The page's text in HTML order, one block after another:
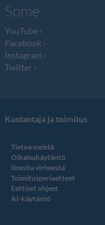
Some
YouTube
Facebook
Instagram
Twitter
Kustantaja ja toimitus
Tietoa meistä
Oikaisukäytäntö
Ilmoita virheestä
Toimitusperiaatteet
Eettiset ohjeet
AI-käytäntö